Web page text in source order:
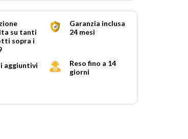
su tanti
sopra i
Garanzia inclusa
24 mesi
aggiuntivi
Reso fino a 14
giorni